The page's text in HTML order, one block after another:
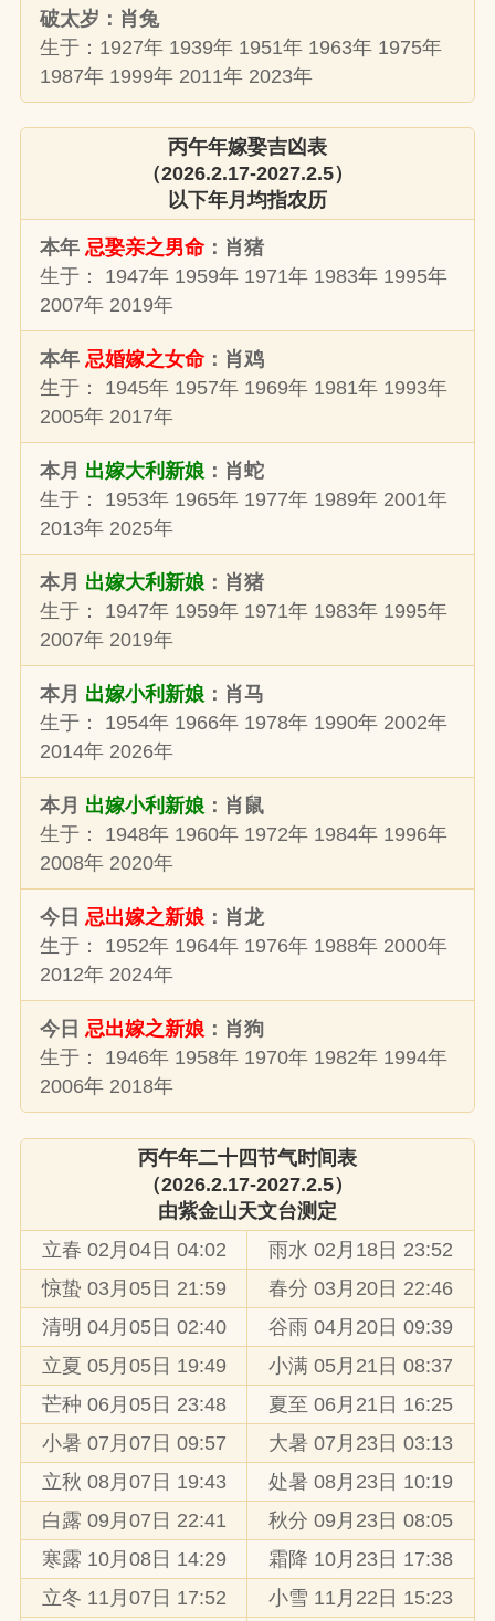
破太岁：肖兔
生于：1927年 1939年 1951年 1963年 1975年
1987年 1999年 2011年 2023年
丙午年嫁娶吉凶表
（2026.2.17-2027.2.5）
以下年月均指农历
本年 忌娶亲之男命：肖猪
生于： 1947年 1959年 1971年 1983年 1995年
2007年 2019年
本年 忌婚嫁之女命：肖鸡
生于： 1945年 1957年 1969年 1981年 1993年
2005年 2017年
本月 出嫁大利新娘：肖蛇
生于： 1953年 1965年 1977年 1989年 2001年
2013年 2025年
本月 出嫁大利新娘：肖猪
生于： 1947年 1959年 1971年 1983年 1995年
2007年 2019年
本月 出嫁小利新娘：肖马
生于： 1954年 1966年 1978年 1990年 2002年
2014年 2026年
本月 出嫁小利新娘：肖鼠
生于： 1948年 1960年 1972年 1984年 1996年
2008年 2020年
今日 忌出嫁之新娘：肖龙
生于： 1952年 1964年 1976年 1988年 2000年
2012年 2024年
今日 忌出嫁之新娘：肖狗
生于： 1946年 1958年 1970年 1982年 1994年
2006年 2018年
丙午年二十四节气时间表
（2026.2.17-2027.2.5）
由紫金山天文台测定
立春 02月04日 04:02
雨水 02月18日 23:52
惊蛰 03月05日 21:59
春分 03月20日 22:46
清明 04月05日 02:40
谷雨 04月20日 09:39
立夏 05月05日 19:49
小满 05月21日 08:37
芒种 06月05日 23:48
夏至 06月21日 16:25
小暑 07月07日 09:57
大暑 07月23日 03:13
立秋 08月07日 19:43
处暑 08月23日 10:19
白露 09月07日 22:41
秋分 09月23日 08:05
寒露 10月08日 14:29
霜降 10月23日 17:38
立冬 11月07日 17:52
小雪 11月22日 15:23